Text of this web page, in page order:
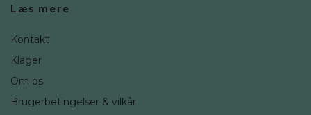
Læs mere
Kontakt
Klager
Om os
Brugerbetingelser & vilkår